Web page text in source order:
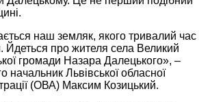
наш земляк, якого тривалий час
Йдеться про жителя села Великий
громади Назара Далецького», –
начальник Львівської обласної
(ОВА) Максим Козицький.